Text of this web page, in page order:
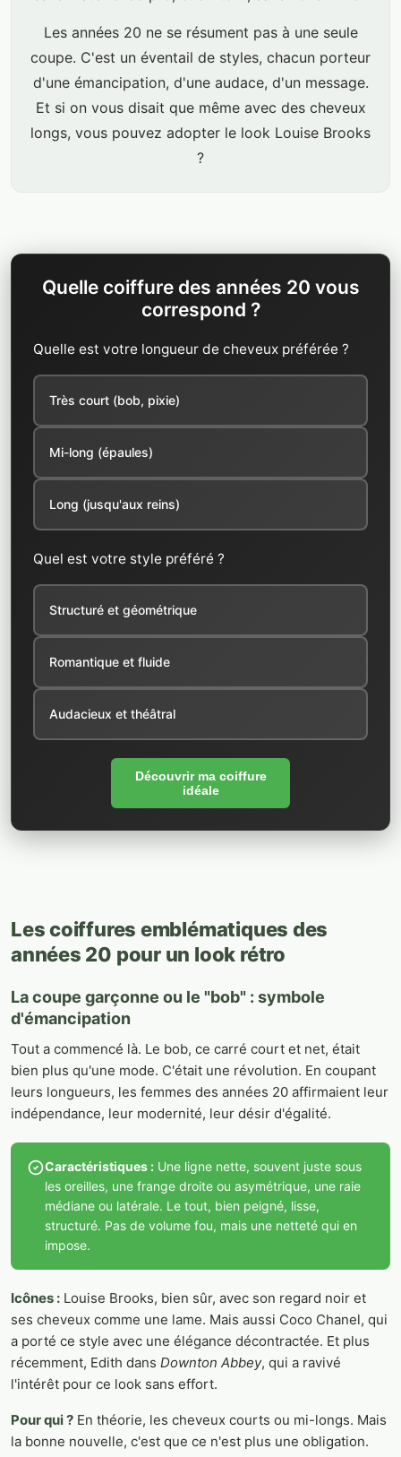
Les années 20 ne se résument pas à une seule
coupe. C'est un éventail de styles, chacun porteur
d'une émancipation, d'une audace, d'un message.
Et si on vous disait que même avec des cheveux
longs, vous pouvez adopter le look Louise Brooks
?
Quelle coiffure des années 20 vous
correspond ?
Quelle est votre longueur de cheveux préférée ?
Très court (bob, pixie)
Mi-long (épaules)
Long (jusqu'aux reins)
Quel est votre style préféré ?
Structuré et géométrique
Romantique et fluide
Audacieux et théâtral
Découvrir ma coiffure
idéale
Les coiffures emblématiques des
années 20 pour un look rétro
La coupe garçonne ou le "bob" : symbole
d'émancipation
Tout a commencé là. Le bob, ce carré court et net, était
bien plus qu'une mode. C'était une révolution. En coupant
leurs longueurs, les femmes des années 20 affirmaient leur
indépendance, leur modernité, leur désir d'égalité.
Caractéristiques : Une ligne nette, souvent juste sous
les oreilles, une frange droite ou asymétrique, une raie
médiane ou latérale. Le tout, bien peigné, lisse,
structuré. Pas de volume fou, mais une netteté qui en
impose.
Icônes : Louise Brooks, bien sûr, avec son regard noir et
ses cheveux comme une lame. Mais aussi Coco Chanel, qui
a porté ce style avec une élégance décontractée. Et plus
récemment, Edith dans Downton Abbey, qui a ravivé
l'intérêt pour ce look sans effort.
Pour qui ? En théorie, les cheveux courts ou mi-longs. Mais
la bonne nouvelle, c'est que ce n'est plus une obligation.